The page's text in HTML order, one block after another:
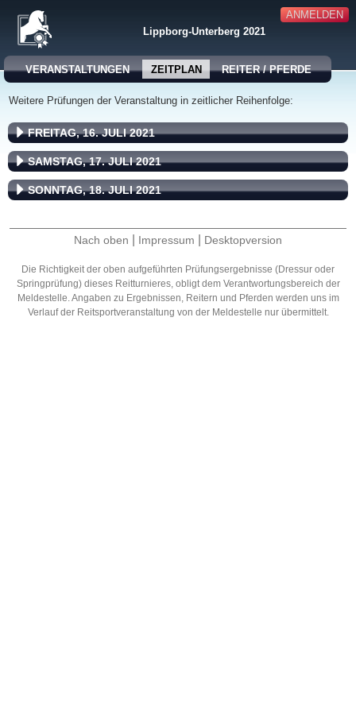
ANMELDEN
Lippborg-Unterberg 2021
VERANSTALTUNGEN ZEITPLAN REITER / PFERDE
Weitere Prüfungen der Veranstaltung in zeitlicher Reihenfolge:
FREITAG, 16. JULI 2021
SAMSTAG, 17. JULI 2021
SONNTAG, 18. JULI 2021
Nach oben Impressum Desktopversion
Die Richtigkeit der oben aufgeführten Prüfungsergebnisse (Dressur oder
Springprüfung) dieses Reitturnieres, obligt dem Verantwortungsbereich der
Meldestelle. Angaben zu Ergebnissen, Reitern und Pferden werden uns im
Verlauf der Reitsportveranstaltung von der Meldestelle nur übermittelt.